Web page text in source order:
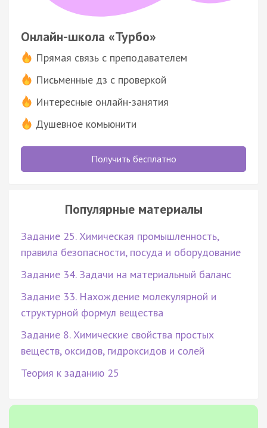
Онлайн-школа «Турбо»
Прямая связь с преподавателем
Письменные дз с проверкой
Интересные онлайн-занятия
Душевное комьюнити
Получить бесплатно
Популярные материалы
Задание 25. Химическая промышленность,
правила безопасности, посуда и оборудование
Задание 34. Задачи на материальный баланс
Задание 33. Нахождение молекулярной и
структурной формул вещества
Задание 8. Химические свойства простых
веществ, оксидов, гидроксидов и солей
Теория к заданию 25